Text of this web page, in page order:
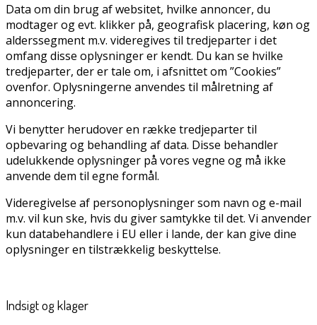
Data om din brug af websitet, hvilke annoncer, du
modtager og evt. klikker på, geografisk placering, køn og
alderssegment m.v. videregives til tredjeparter i det
omfang disse oplysninger er kendt. Du kan se hvilke
tredjeparter, der er tale om, i afsnittet om ”Cookies”
ovenfor. Oplysningerne anvendes til målretning af
annoncering.
Vi benytter herudover en række tredjeparter til
opbevaring og behandling af data. Disse behandler
udelukkende oplysninger på vores vegne og må ikke
anvende dem til egne formål.
Videregivelse af personoplysninger som navn og e-mail
m.v. vil kun ske, hvis du giver samtykke til det. Vi anvender
kun databehandlere i EU eller i lande, der kan give dine
oplysninger en tilstrækkelig beskyttelse.
Indsigt og klager